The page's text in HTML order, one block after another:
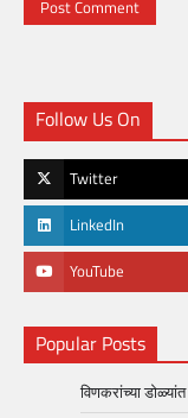
Follow Us On
Twitter
LinkedIn
YouTube
Popular Posts
विणकरांच्या